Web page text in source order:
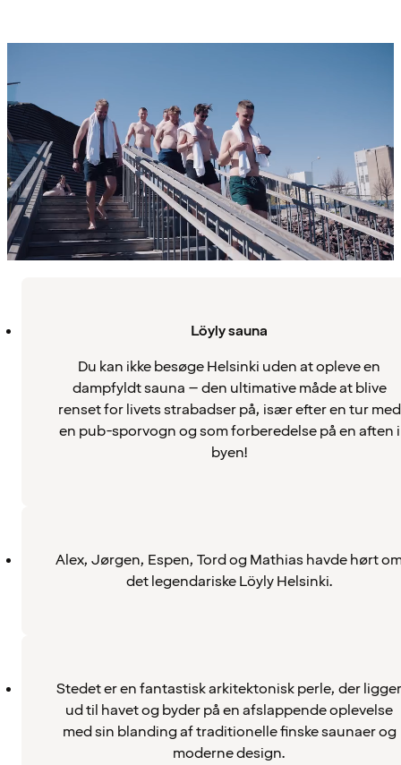
Löyly sauna
Du kan ikke besøge Helsinki uden at opleve en
dampfyldt sauna – den ultimative måde at blive
renset for livets strabadser på, især efter en tur med
en pub-sporvogn og som forberedelse på en aften i
byen!
Alex, Jørgen, Espen, Tord og Mathias havde hørt
det legendariske Löyly Helsinki.
Stedet er en fantastisk arkitektonisk perle, der ligger
ud til havet og byder på en afslappende oplevelse
med sin blanding af traditionelle finske saunaer og
moderne design.